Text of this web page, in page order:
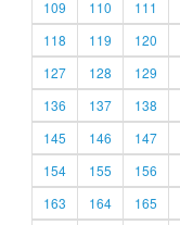
109
110 111
118
119 120
127
128 129
136
137 138
145
146 147
154
155 156
163
164 165